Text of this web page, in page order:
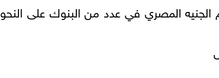
الجنيه المصري في عدد من البنوك على النحو